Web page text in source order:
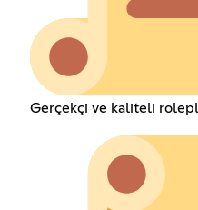
Gerçekçi ve kaliteli